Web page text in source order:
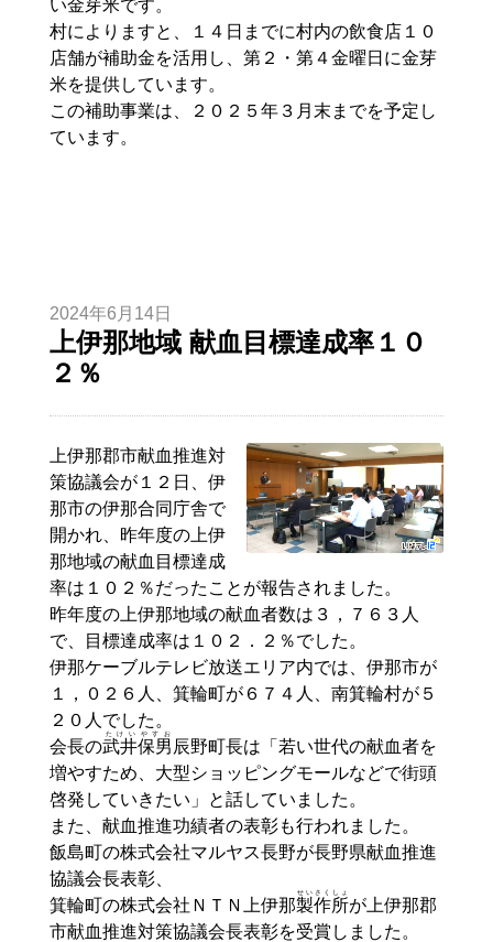
い金芽米です。
村によりますと、１４日までに村内の飲食店１０
店舗が補助金を活用し、第２・第４金曜日に金芽
米を提供しています。
この補助事業は、２０２５年３月末までを予定し
ています。
2024年6月14日
上伊那地域 献血目標達成率１０
２％
上伊那郡市献血推進対
策協議会が１２日、伊
那市の伊那合同庁舎で
開かれ、昨年度の上伊
那地域の献血目標達成
率は１０２％だったことが報告されました。
昨年度の上伊那地域の献血者数は３，７６３人
で、目標達成率は１０２．２％でした。
伊那ケーブルテレビ放送エリア内では、伊那市が
１，０２６人、箕輪町が６７４人、南箕輪村が５
２０人でした。
会長の武井
たけい
保男
やすお
辰野町長は「若い世代の献血者を
増やすため、大型ショッピングモールなどで街頭
啓発していきたい」と話していました。
また、献血推進功績者の表彰も行われました。
飯島町の株式会社マルヤス長野が長野県献血推進
協議会長表彰、
箕輪町の株式会社ＮＴＮ上伊那製作所
せいさくしょ
が上伊那郡
市献血推進対策協議会長表彰を受賞しました。